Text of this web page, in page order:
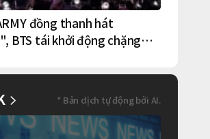
đồng thanh hát
BTS tái khởi động chặng
* Bản dịch tự động bởi AI.